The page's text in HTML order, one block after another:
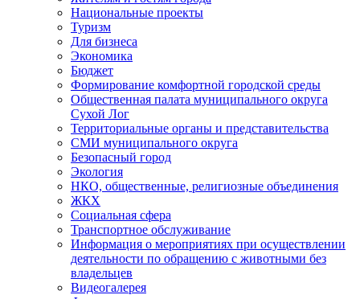
Национальные проекты
Туризм
Для бизнеса
Экономика
Бюджет
Формирование комфортной городской среды
Общественная палата муниципального округа
Сухой Лог
Территориальные органы и представительства
СМИ муниципального округа
Безопасный город
Экология
НКО, общественные, религиозные объединения
ЖКХ
Социальная сфера
Транспортное обслуживание
Информация о мероприятиях при осуществлении
деятельности по обращению с животными без
владельцев
Видеогалерея